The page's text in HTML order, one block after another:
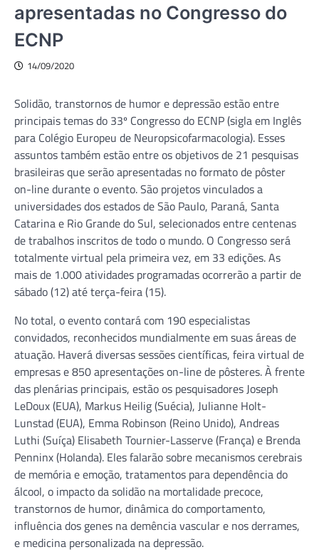
apresentadas no Congresso do
ECNP
14/09/2020
Solidão, transtornos de humor e depressão estão entre
principais temas do 33º Congresso do ECNP (sigla em Inglês
para Colégio Europeu de Neuropsicofarmacologia). Esses
assuntos também estão entre os objetivos de 21 pesquisas
brasileiras que serão apresentadas no formato de pôster
on-line durante o evento. São projetos vinculados a
universidades dos estados de São Paulo, Paraná, Santa
Catarina e Rio Grande do Sul, selecionados entre centenas
de trabalhos inscritos de todo o mundo. O Congresso será
totalmente virtual pela primeira vez, em 33 edições. As
mais de 1.000 atividades programadas ocorrerão a partir de
sábado (12) até terça-feira (15).
No total, o evento contará com 190 especialistas
convidados, reconhecidos mundialmente em suas áreas de
atuação. Haverá diversas sessões científicas, feira virtual de
empresas e 850 apresentações on-line de pôsteres. À frente
das plenárias principais, estão os pesquisadores Joseph
LeDoux (EUA), Markus Heilig (Suécia), Julianne Holt-
Lunstad (EUA), Emma Robinson (Reino Unido), Andreas
Luthi (Suíça) Elisabeth Tournier-Lasserve (França) e Brenda
Penninx (Holanda). Eles falarão sobre mecanismos cerebrais
de memória e emoção, tratamentos para dependência do
álcool, o impacto da solidão na mortalidade precoce,
transtornos de humor, dinâmica do comportamento,
influência dos genes na demência vascular e nos derrames,
e medicina personalizada na depressão.